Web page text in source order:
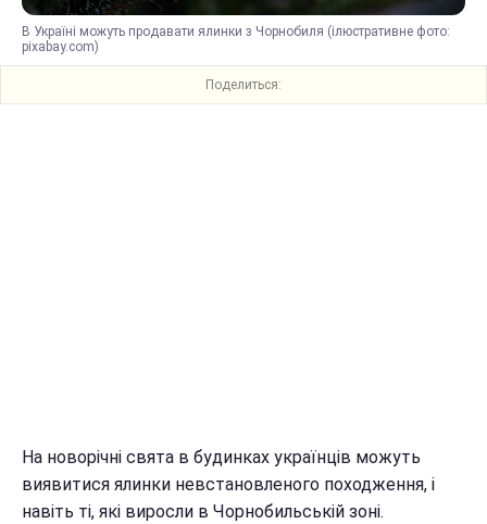
В Україні можуть продавати ялинки з Чорнобиля (ілюстративне фото:
pixabay.com)
Поделиться:
На новорічні свята в будинках українців можуть
виявитися ялинки невстановленого походження, і
навіть ті, які виросли в Чорнобильській зоні.